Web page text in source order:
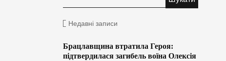
Недавні записи
Брацлавщина втратила Героя:
підтвердилася загибель воїна Олексія